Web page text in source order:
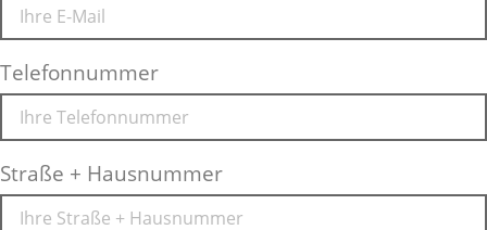
Telefonnummer
Straße + Hausnummer